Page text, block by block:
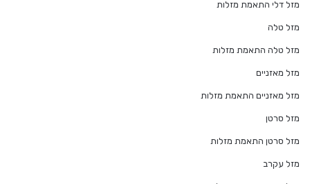
מזל דלי התאמת מזלות
מזל טלה
מזל טלה התאמת מזלות
מזל מאזניים
מזל מאזניים התאמת מזלות
מזל סרטן
מזל סרטן התאמת מזלות
מזל עקרב